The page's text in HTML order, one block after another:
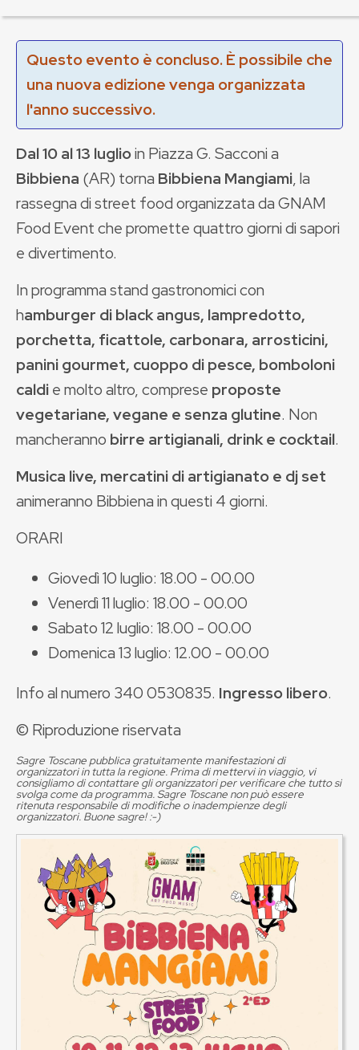
Questo evento è concluso. È possibile che
una nuova edizione venga organizzata
l'anno successivo.
Dal 10 al 13 luglioin Piazza G. Sacconi a
Bibbiena (AR) torna Bibbiena Mangiami, la
rassegna di street food organizzata da GNAM
Food Event che promette quattro giorni di sapori
e divertimento.
In programma stand gastronomici con
hamburger di black angus, lampredotto,
porchetta, ficattole, carbonara, arrosticini,
panini gourmet, cuoppo di pesce, bomboloni
caldie molto altro, comprese proposte
vegetariane, vegane e senza glutine. Non
mancheranno birre artigianali, drink e cocktail.
Musica live, mercatini di artigianato e dj set
animeranno Bibbiena in questi 4 giorni.
ORARI
Giovedì 10 luglio: 18.00 - 00.00
Venerdì 11 luglio: 18.00 - 00.00
Sabato 12 luglio: 18.00 - 00.00
Domenica 13 luglio: 12.00 - 00.00
Info al numero 340 0530835. Ingresso libero.
© Riproduzione riservata
Sagre Toscane pubblica gratuitamente manifestazioni di
organizzatori in tutta la regione. Prima di mettervi in viaggio, vi
consigliamo di contattare gli organizzatori per verificare che tutto si
svolga come da programma. Sagre Toscane non può essere
ritenuta responsabile di modifiche o inadempienze degli
organizzatori. Buone sagre! :-)